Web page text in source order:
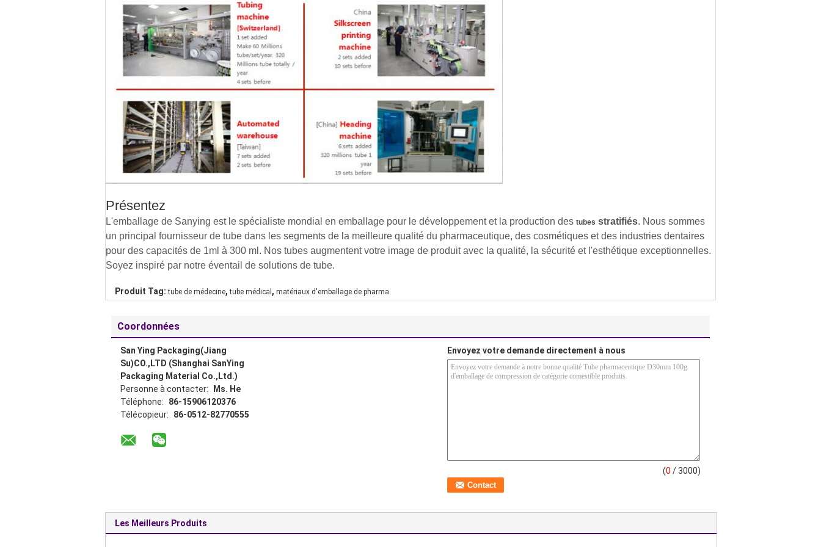
Présentez
L'emballage de Sanying est le spécialiste mondial en emballage pour le développement et la production des tubes stratifiés. Nous sommes
un principal fournisseur de tube dans les segments de la meilleure qualité du pharmaceutique, des cosmétiques et des industries dentaires
pour des capacités de 1ml à 300 ml. Nos tubes augmentent votre image de produit avec la qualité, la sécurité et l'esthétique exceptionnelles.
Soyez inspiré par notre éventail de solutions de tube.
Produit Tag: tube de médecine, tube médical , matériaux d'emballage de pharma
Coordonnées
San Ying Packaging(Jiang
Su)CO.,LTD (Shanghai SanYing
Packaging Material Co.,Ltd.)
Personne à contacter:
Ms. He
Téléphone:
86-15906120376
Télécopieur:
86-0512-82770555
Envoyez votre demande directement à nous
(0 / 3000)
Les Meilleurs Produits